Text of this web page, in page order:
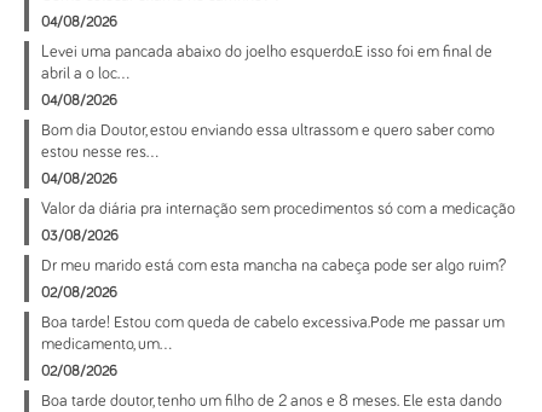
04/08/2026
Levei uma pancada abaixo do joelho esquerdo.E isso foi em final de
abril a o loc...
04/08/2026
Bom dia Doutor, estou enviando essa ultrassom e quero saber como
estou nesse res...
04/08/2026
Valor da diária pra internação sem procedimentos só com a medicação
03/08/2026
Dr meu marido está com esta mancha na cabeça pode ser algo ruim?
02/08/2026
Boa tarde! Estou com queda de cabelo excessiva.Pode me passar um
medicamento, um...
02/08/2026
Boa tarde doutor, tenho um filho de 2 anos e 8 meses. Ele esta dando